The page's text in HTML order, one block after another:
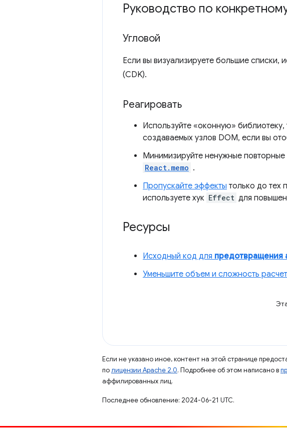
Руководство по
Угловой
Если вы визуализируете большие списки,
(CDK).
Реагировать
Используйте «оконную» библиотеку,
создаваемых узлов DOM, если вы
Минимизируйте ненужные
React.memo .
Пропускайте эффекты только до тех
используете хук Effect для
Ресурсы
Исходный код для предотвращения
Уменьшите объем и сложность
Если не указано иное, контент на этой странице
полицензии Apache 2.0. Подробнее об этом написано в
аффилированных лиц.
Последнее обновление: 2024-06-21 UTC.